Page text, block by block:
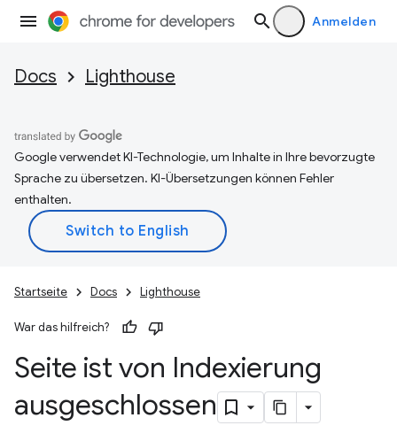
Anmelden
Docs Lighthouse
Google verwendet KI-Technologie, um Inhalte in Ihre bevorzugte
Sprache zu übersetzen. KI-Übersetzungen können Fehler
enthalten.
Startseite Docs Lighthouse
War das hilfreich?
Seite ist von Indexierung
ausgeschlossen